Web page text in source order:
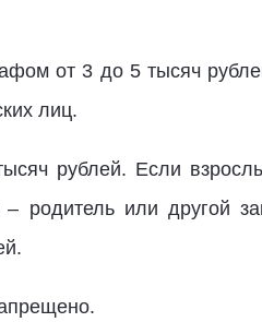
от 3 до 5 тысяч
лиц.
рублей. Если
родитель или другой